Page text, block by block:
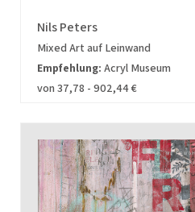
Nils Peters
Mixed Art auf Leinwand
Empfehlung: Acryl Museum
von 37,78 - 902,44 €